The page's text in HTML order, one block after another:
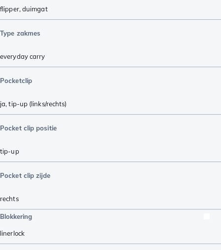
flipper, duimgat
Type zakmes
everyday carry
Pocketclip
ja, tip-up (links/rechts)
Pocket clip positie
tip-up
Pocket clip zijde
rechts
Blokkering
linerlock